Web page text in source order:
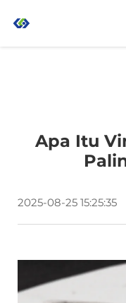
Apa Itu
2025-08-25 15:25:35